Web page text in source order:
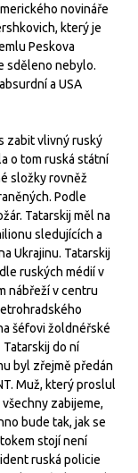
novináře
který je
Peskova
sděleno nebylo.
a USA
zabit vlivný ruský
o tom ruská státní
složky rovněž
Podle
Tatarskij měl na
sledujících a
Ukrajinu. Tatarskij
ruských médií v
nábřeží v centru
šéfovi žoldnéřské
do ní
byl zřejmě předán
Muž, který proslul
zabijeme,
bude tak, jak se
stojí není
ruská policie